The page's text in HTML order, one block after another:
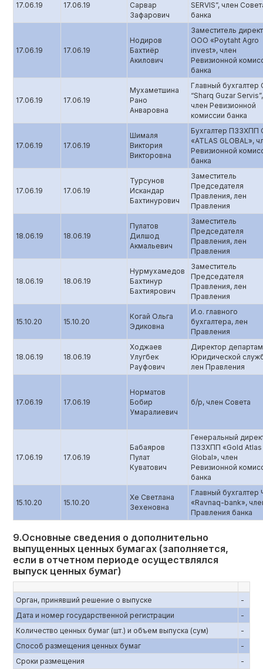
17.06.19 17.06.19
Сарвар
Зафарович
SERVIS”, член
банка
17.06.19 17.06.19
Нодиров
Бахтиёр
Акилович
Заместитель
ООО «Poytaht Agro
invest», член
Ревизионной
банка
17.06.19 17.06.19
Мухаметшина
Рано
Анваровна
Главный
“Sharq Guzar Servis”,
член Ревизионной
комиссии банка
17.06.19 17.06.19
Шималя
Виктория
Викторовна
Бухгалтер ПЗЗХПП
«ATLAS GLOBAL»,
Ревизионной
банка
17.06.19 17.06.19
Турсунов
Искандар
Бахтинурович
Заместитель
Председателя
Правления, лен
Правления
18.06.19 18.06.19
Пулатов
Дилшод
Акмальевич
Заместитель
Председателя
Правления, лен
Правления
18.06.19 18.06.19
Нурмухамедов
Бахтинур
Бахтиярович
Заместитель
Председателя
Правления, лен
Правления
15.10.20 15.10.20
Когай Ольга
Эдиковна
И.о. главного
бухгалтера, лен
Правления
18.06.19 18.06.19
Ходжаев
Улугбек
Рауфович
Директор
Юридической
лен Правления
17.06.19 17.06.19
Норматов
Бобир
Умаралиевич
б/р, член Совета
17.06.19 17.06.19
Бабаяров
Пулат
Куватович
Генеральный
ПЗЗХПП «Gold Atlas
Global», член
Ревизионной
банка
15.10.20 15.10.20
Хе Светлана
Зехеновна
Главный бухгалтер
«Ravnaq-bank»,
Правления банка
9.Основные сведения о дополнительно
выпущенных ценных бумагах (заполняется,
если в отчетном периоде осуществлялся
выпуск ценных бумаг)
Орган, принявший решение о выпуске
-
Дата и номер государственной регистрации
-
Количество ценных бумаг (шт.) и объем выпуска (сум)
-
Способ размещения ценных бумаг
-
Сроки размещения
-